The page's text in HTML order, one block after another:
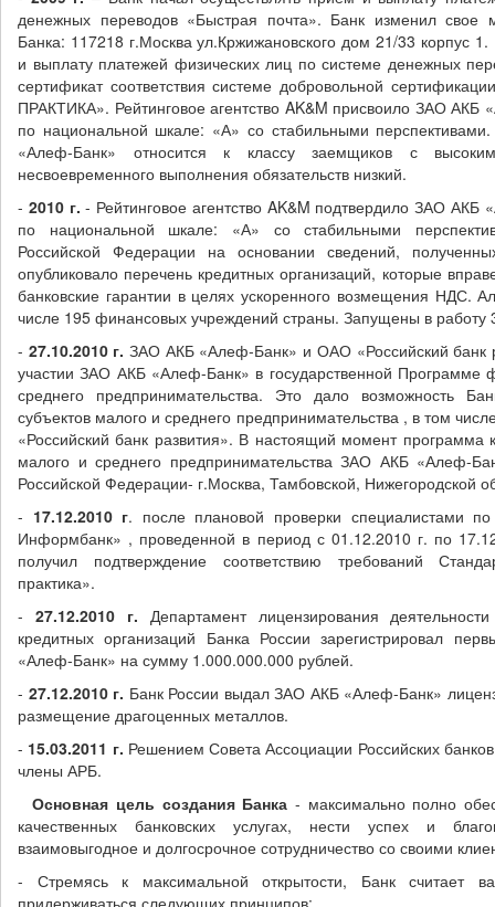
денежных переводов «Быстрая почта». Банк изменил свое
Банка: 117218 г.Москва ул.Кржижановского дом 21/33 корпус
и выплату платежей физических лиц по системе денежных
сертификат соответствия системе добровольной
ПРАКТИКА». Рейтинговое агентство AK&M присвоило ЗАО АКБ
по национальной шкале: «А» со стабильными
«Алеф-Банк» относится к классу заемщиков с
несвоевременного выполнения обязательств низкий.
- 2010 г.- Рейтинговое агентство AK&M подтвердило ЗАО
по национальной шкале: «А» со стабильными
Российской Федерации на основании сведений,
опубликовало перечень кредитных организаций, которые
банковские гарантии в целях ускоренного возмещения НДС.
числе 195 финансовых учреждений страны. Запущены в работу
- 27.10.2010 г. ЗАО АКБ «Алеф-Банк» и ОАО «Российский банк
участии ЗАО АКБ «Алеф-Банк» в государственной Программе
среднего предпринимательства. Это дало возможность
субъектов малого и среднего предпринимательства , в том
«Российский банк развития». В настоящий момент программа
малого и среднего предпринимательства ЗАО АКБ «Алеф-
Российской Федерации- г.Москва, Тамбовской, Нижегородской
- 17.12.2010 г. после плановой проверки специалистами
Информбанк» , проведенной в период с 01.12.2010 г. по
получил подтверждение соответствию требований
практика».
- 27.12.2010 г. Департамент лицензирования
кредитных организаций Банка России зарегистрировал
«Алеф-Банк» на сумму 1.000.000.000 рублей.
- 27.12.2010 г. Банк России выдал ЗАО АКБ «Алеф-Банк»
размещение драгоценных металлов.
- 15.03.2011 г. Решением Совета Ассоциации Российских
члены АРБ.
Основная цель создания Банка- максимально полно
качественных банковских услугах, нести успех и
взаимовыгодное и долгосрочное сотрудничество со своими
- Стремясь к максимальной открытости, Банк считает
придерживаться следующих принципов: